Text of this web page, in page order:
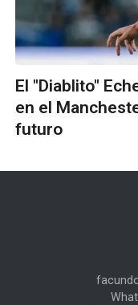
El "Diablito"
en el
futuro